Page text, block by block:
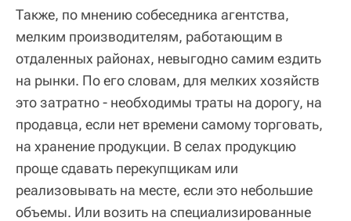
Также, по мнению собеседника агентства,
мелким производителям, работающим в
отдаленных районах, невыгодно самим ездить
на рынки. По его словам, для мелких хозяйств
это затратно - необходимы траты на дорогу, на
продавца, если нет времени самому торговать,
на хранение продукции. В селах продукцию
проще сдавать перекупщикам или
реализовывать на месте, если это небольшие
объемы. Или возить на специализированные